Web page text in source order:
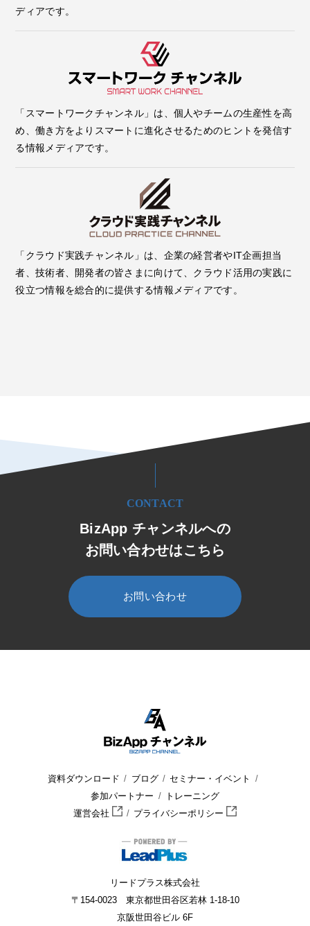
ディアです。
「スマートワークチャンネル」は、個人やチームの生産性を高
め、働き方をよりスマートに進化させるためのヒントを発信す
る情報メディアです。
「クラウド実践チャンネル」は、企業の経営者やIT企画担当
者、技術者、開発者の皆さまに向けて、クラウド活用の実践に
役立つ情報を総合的に提供する情報メディアです。
CONTACT
BizApp チャンネルへの
お問い合わせはこちら
お問い合わせ
資料ダウンロード ブログ
セミナー・イベント
参加パートナー
トレーニング
運営会社
プライバシーポリシー
リードプラス株式会社
〒154-0023 東京都世田谷区若林 1-18-10
京阪世田谷ビル 6F